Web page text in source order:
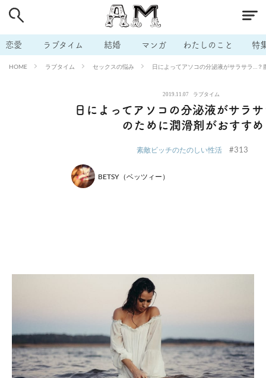
恋愛 ラブタイム 結婚 マンガ わたしのこと 特
HOME ラブタイム セックスの悩み 日によってアソコの分泌液がサラサラ…？
2019.11.07 ラブタイム
日によってアソコの分泌液がサラ
のために潤滑剤がおすすめ
素敵ビッチのたのしい性活 #313
BETSY（ベッツィー）
# 男の本音 # セフレ # 不倫
# 出会う方法 # マッチングアプリ # ラブグッズ # 体の相